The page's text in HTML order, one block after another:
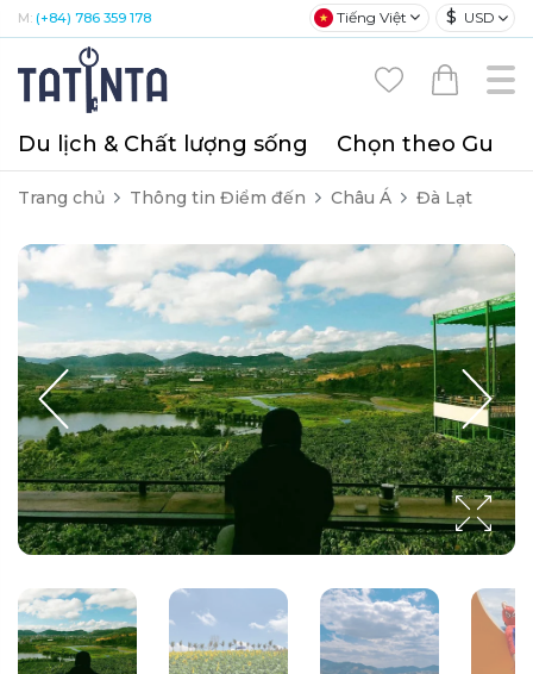
M: (+84) 786 359 178 Tiếng Việt $ USD
Du lịch & Chất lượng sống Chọn theo Gu
Trang chủ Thông tin Điểm đến Châu Á Đà Lạt